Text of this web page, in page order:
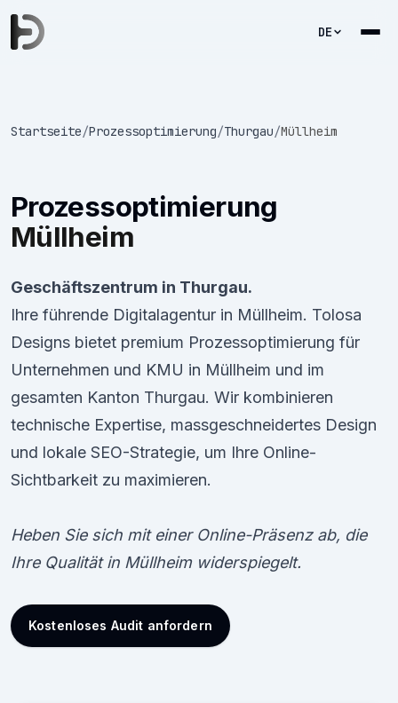
DE
Startseite/Prozessoptimierung/Thurgau/Müllheim
Prozessoptimierung
Müllheim
Geschäftszentrum in Thurgau.
Ihre führende Digitalagentur in Müllheim. Tolosa
Designs bietet premium Prozessoptimierung für
Unternehmen und KMU in Müllheim und im
gesamten Kanton Thurgau. Wir kombinieren
technische Expertise, massgeschneidertes Design
und lokale SEO-Strategie, um Ihre Online-
Sichtbarkeit zu maximieren.
Heben Sie sich mit einer Online-Präsenz ab, die
Ihre Qualität in Müllheim widerspiegelt.
Kostenloses Audit anfordern